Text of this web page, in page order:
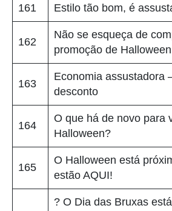
161 Estilo tão bom, é
162
Não se esqueça de
promoção de
163
Economia assustadora
desconto
164
O que há de novo para
Halloween?
165
O Halloween está
estão AQUI!
? O Dia das Bruxas